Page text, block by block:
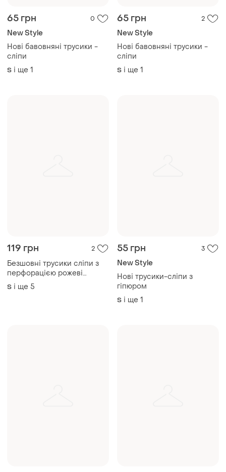
65 грн 0
New Style
Нові бавовняні трусики -
сліпи
S і ще 1
65 грн 2
New Style
Нові бавовняні трусики -
сліпи
S і ще 1
119 грн 2
Безшовні трусики сліпи з
перфорацією рожеві
пастельні пудрові
S і ще 5
55 грн 3
New Style
Нові трусики-сліпи з
гіпюром
S і ще 1